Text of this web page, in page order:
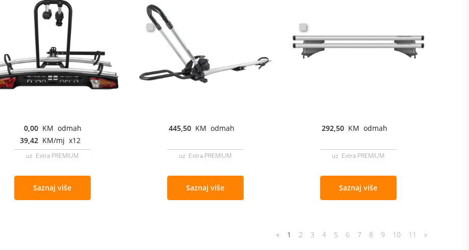
0,00 KM odmah
39,42 KM/mj x12
uz Extra PREMIUM
Saznaj više
445,50 KM odmah
uz Extra PREMIUM
Saznaj više
292,50 KM odmah
uz Extra PREMIUM
Saznaj više
« 1 2 3 4 5 6 7 8 9 10 11 »